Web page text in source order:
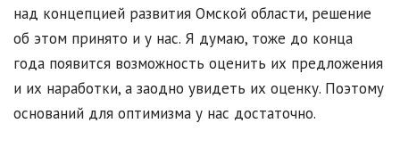
над концепцией развития Омской области, решение
об этом принято и у нас. Я думаю, тоже до конца
года появится возможность оценить их предложения
и их наработки, а заодно увидеть их оценку. Поэтому
оснований для оптимизма у нас достаточно.